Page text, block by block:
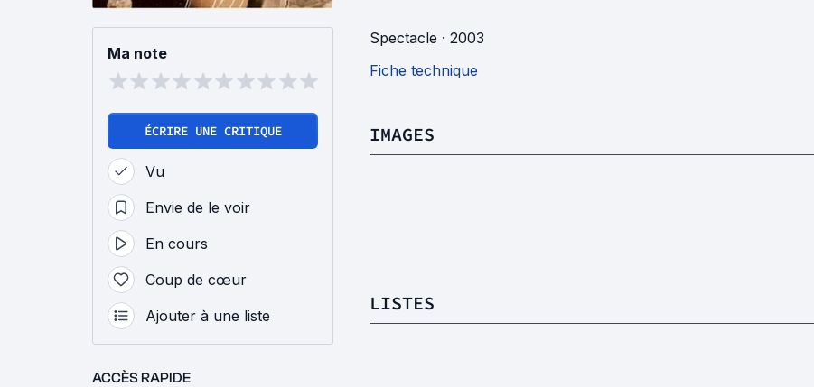
Ma note
ÉCRIRE UNE CRITIQUE
Vu
Envie de le voir
En cours
Coup de cœur
Ajouter à une liste
ACCÈS RAPIDE
Spectacle · 2003
Fiche technique
IMAGES
LISTES